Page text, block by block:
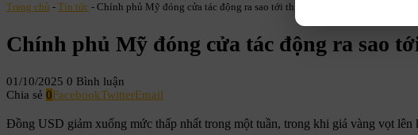
Trang chủ - Tin tức - Chính phủ Mỹ đóng cửa tác động ra sao tới thị trường tài chính?
Chính phủ Mỹ đóng cửa tác động ra sao
01/10/2025 0 Bình luận
Chia sẻ 0FacebookTwitterEmail
Đồng USD giảm xuống mức thấp nhất trong một tuần, trong khi giá vàng vọt